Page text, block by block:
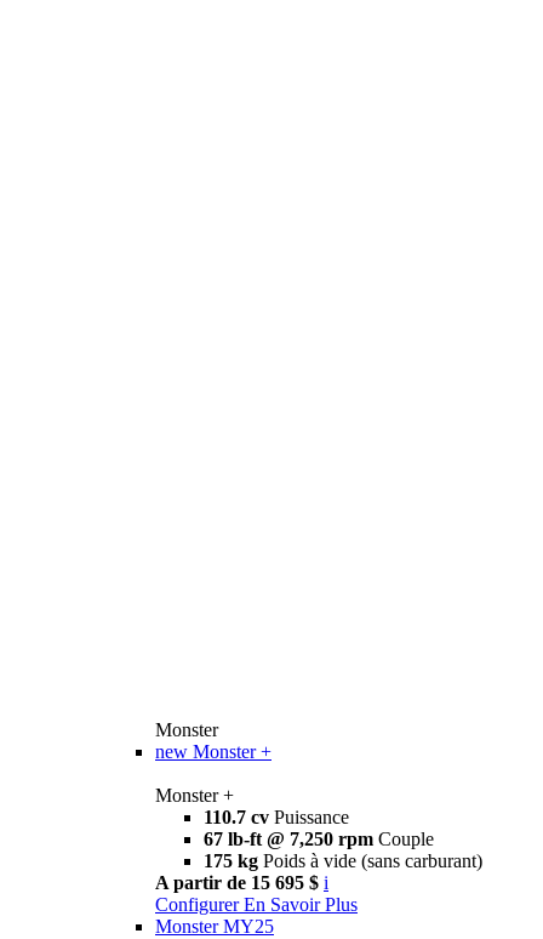
Monster
new Monster +
Monster +
110.7 cv Puissance
67 lb-ft @ 7,250 rpm Couple
175 kg Poids à vide (sans carburant)
A partir de 15 695 $ i
Configurer En Savoir Plus
Monster MY25